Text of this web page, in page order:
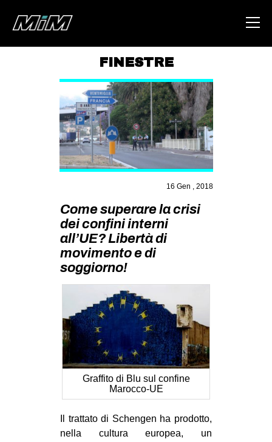
ABOUT
AREA
DEGENERAZIONE
GAZA FREESTYLE
MSM
STUDENTI TSUNAMI
ZAM
MOBILITAZIONI
SPAZI
SPORT POPOLARE
MOVIMENTI
AMBIENTE
DIRITTO ALL’ABITARE
FINESTRE
16 Gen , 2018
Come superare la crisi
dei confini interni
all’UE? Libertà di
movimento e di
soggiorno!
Graffito di Blu sul confine
Marocco-UE
Il trattato di Schengen ha prodotto,
nella cultura europea, un